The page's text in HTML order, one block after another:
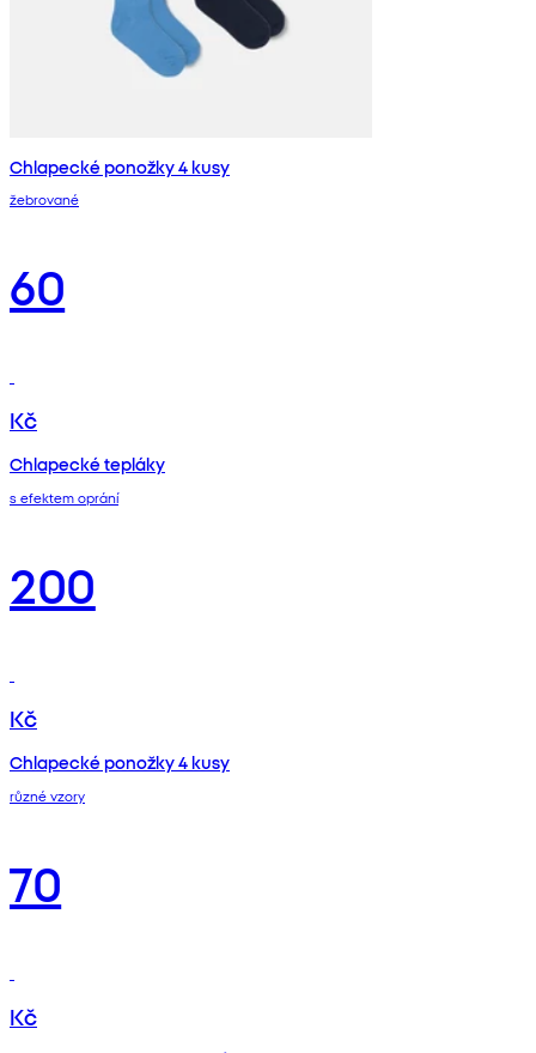
Chlapecké ponožky 4 kusy
žebrované
60
Kč
Chlapecké tepláky
s efektem oprání
200
Kč
Chlapecké ponožky 4 kusy
různé vzory
70
Kč